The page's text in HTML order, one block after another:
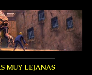
MUY LEJANAS